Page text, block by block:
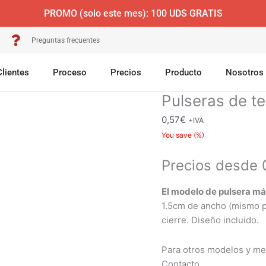
PROMO (solo este mes): 100 UDS GRATIS
Preguntas frecuentes
Proceso Precios Producto Nosotros
Pulseras de
0,57€ +IVA
You save (%)
Precios desde
El modelo de pulsera
1.5cm de ancho
cierre. Diseño incluido.
Para otros modelos y
Pulseras
tela
personalizadas